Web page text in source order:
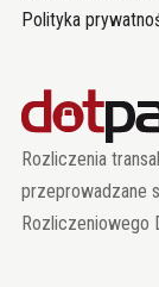
Polityka
Rozliczenia
przeprowadzane
Rozliczeniowego